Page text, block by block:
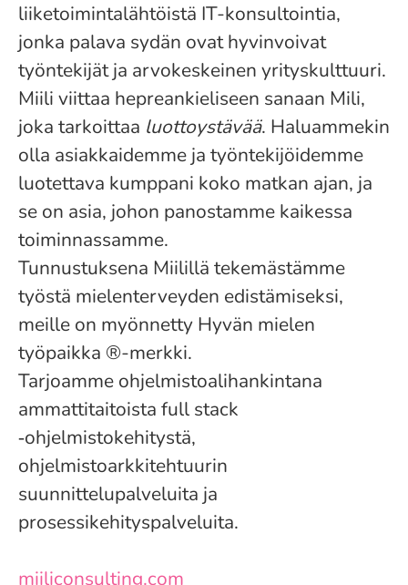
liiketoimintalähtöistä IT-konsultointia,
jonka palava sydän ovat hyvinvoivat
työntekijät ja arvokeskeinen yrityskulttuuri.
Miili viittaa hepreankieliseen sanaan Mili,
joka tarkoittaa luottoystävää. Haluammekin
olla asiakkaidemme ja työntekijöidemme
luotettava kumppani koko matkan ajan, ja
se on asia, johon panostamme kaikessa
toiminnassamme.
Tunnustuksena Miilillä tekemästämme
työstä mielenterveyden edistämiseksi,
meille on myönnetty Hyvän mielen
työpaikka ®-merkki.
Tarjoamme ohjelmistoalihankintana
ammattitaitoista full stack
‑ohjelmistokehitystä,
ohjelmistoarkkitehtuurin
suunnittelupalveluita ja
prosessikehityspalveluita.
miiliconsulting.com